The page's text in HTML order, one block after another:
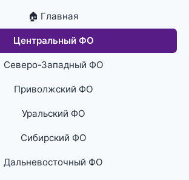
🏠 Главная
Центральный ФО
Северо-Западный ФО
Приволжский ФО
Уральский ФО
Сибирский ФО
Дальневосточный ФО